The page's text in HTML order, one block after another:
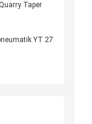
Taper
YT 27